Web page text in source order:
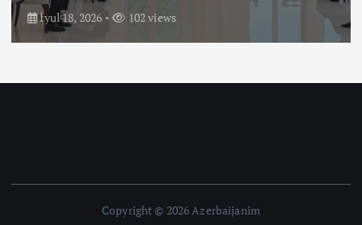
İyul 18, 2026 102 views
Copyright © 2026 Azerbaijanim